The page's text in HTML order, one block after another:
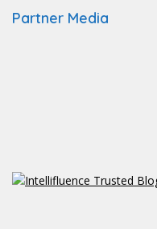
Partner Media